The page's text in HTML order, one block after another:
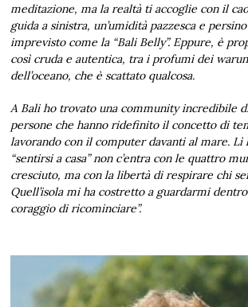
meditazione, ma la realtà ti accoglie con il
guida a sinistra, un’umidità pazzesca e
imprevisto come la “Bali Belly”. Eppure, è
così cruda e autentica, tra i profumi dei
dell’oceano, che è scattato qualcosa.
A Bali ho trovato una community incredibile
persone che hanno ridefinito il concetto di
lavorando con il computer davanti al mare. Lì
“sentirsi a casa” non c’entra con le quattro
cresciuto, ma con la libertà di respirare chi
Quell’isola mi ha costretto a guardarmi
coraggio di ricominciare”.